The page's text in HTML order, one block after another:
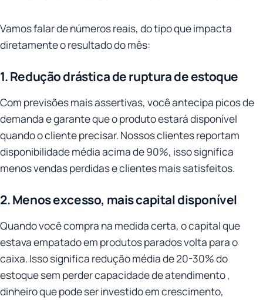
Vamos falar de números reais, do tipo que impacta
diretamente o resultado do mês:
1. Redução drástica de ruptura de estoque
Com previsões mais assertivas, você antecipa picos de
demanda e garante que o produto estará disponível
quando o cliente precisar. Nossos clientes reportam
disponibilidade média acima de 90%, isso significa
menos vendas perdidas e clientes mais satisfeitos.
2. Menos excesso, mais capital disponível
Quando você compra na medida certa, o capital que
estava empatado em produtos parados volta para o
caixa. Isso significa redução média de 20-30% do
estoque sem perder capacidade de atendimento ,
dinheiro que pode ser investido em crescimento,